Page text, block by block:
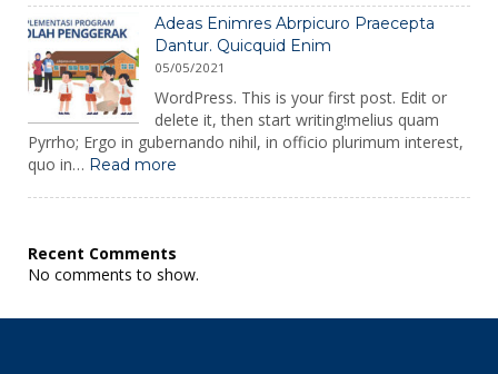
Sapientia
Proficiscitur
Aconti
Copassuni
Adeas Enimres Abrpicuro Praecepta
Dantur. Quicquid Enim
05/05/2021
WordPress. This is your first post. Edit or
delete it, then start writing!melius quam
Pyrrho; Ergo in gubernando nihil, in officio plurimum interest,
quo in… Read more
Enimres
Quicquid
Recent Comments
No comments to show.